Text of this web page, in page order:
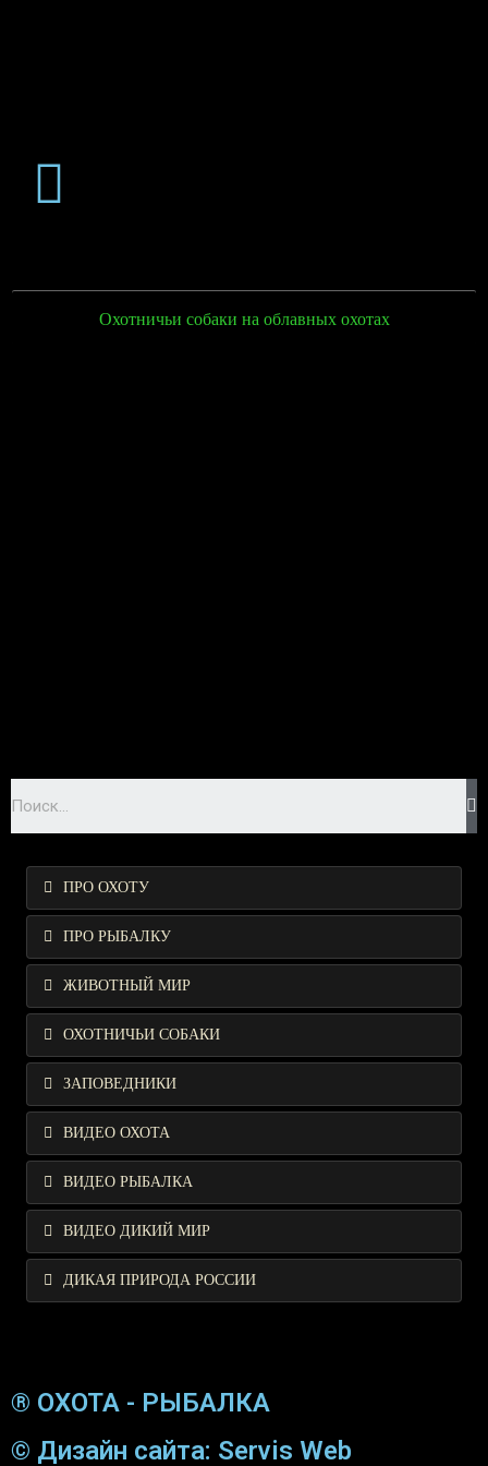
Охотничьи собаки на облавных охотах
ПРО ОХОТУ
ПРО РЫБАЛКУ
ЖИВОТНЫЙ МИР
ОХОТНИЧЬИ СОБАКИ
ЗАПОВЕДНИКИ
ВИДЕО ОХОТА
ВИДЕО РЫБАЛКА
ВИДЕО ДИКИЙ МИР
ДИКАЯ ПРИРОДА РОССИИ
® ОХОТА - РЫБАЛКА
© Дизайн сайта: Servis Web